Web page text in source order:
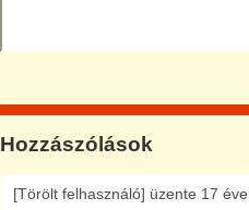
Hozzászólások
[Törölt felhasználó] üzente 17 éve